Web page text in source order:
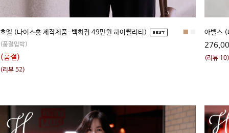
호엘 (나이스홍 제작제품-백화점 49만원 하이퀄리티)
(품절임박)
(품절)
(리뷰 52)
아벨스
(리뷰 10)